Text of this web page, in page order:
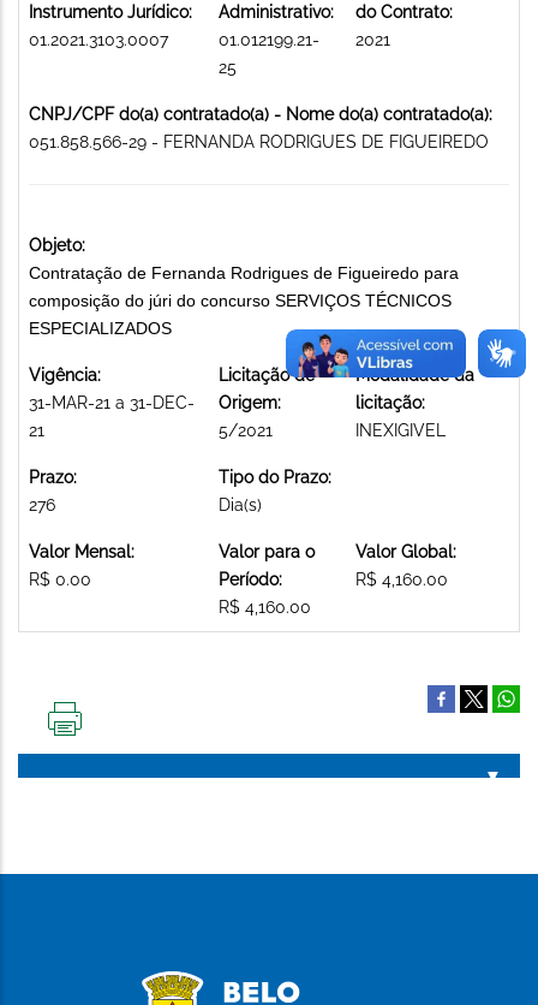
Instrumento Jurídico:
01.2021.3103.0007
Administrativo:
01.012199.21-
25
do Contrato:
2021
CNPJ/CPF do(a) contratado(a) - Nome do(a) contratado(a):
051.858.566-29 - FERNANDA RODRIGUES DE FIGUEIREDO
Objeto:
Contratação de Fernanda Rodrigues de Figueiredo para
composição do júri do concurso SERVIÇOS TÉCNICOS
ESPECIALIZADOS
Vigência:
31-MAR-21 a 31-DEC-
21
Licitação de
Origem:
5/2021
Modalidade da
licitação:
INEXIGIVEL
Prazo:
276
Tipo do Prazo:
Dia(s)
Valor Mensal:
R$ 0.00
Valor para o
Período:
R$ 4,160.00
Valor Global:
R$ 4,160.00
PÁGINA